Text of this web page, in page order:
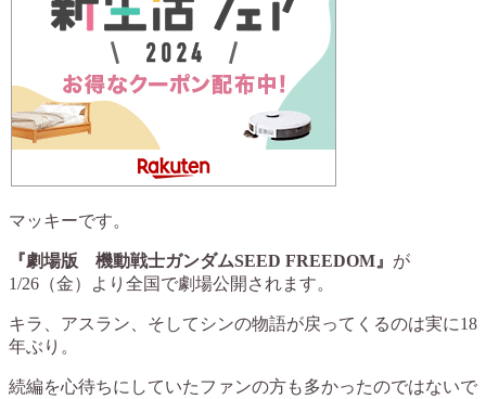
マッキーです。
『劇場版 機動戦士ガンダムSEED FREEDOM』 が
1/26（金）より全国で劇場公開されます。
キラ、アスラン、そしてシンの物語が戻ってくるのは実に18
年ぶり。
続編を心待ちにしていたファンの方も多かったのではないで